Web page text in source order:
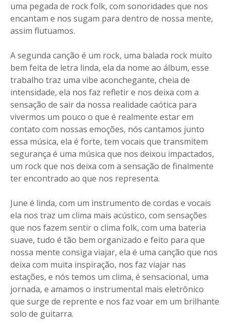
uma pegada de rock folk, com sonoridades que nos
encantam e nos sugam para dentro de nossa mente,
assim flutuamos.
A segunda canção é um rock, uma balada rock muito
bem feita de letra linda, ela da nome ao álbum, esse
trabalho traz uma vibe aconchegante, cheia de
intensidade, ela nos faz refletir e nos deixa com a
sensação de sair da nossa realidade caótica para
vivermos um pouco o que é realmente estar em
contato com nossas emoções, nós cantamos junto
essa música, ela é forte, tem vocais que transmitem
segurança é uma música que nos deixou impactados,
um rock que nos deixa com a sensação de finalmente
ter encontrado ao que nos representa.
June é linda, com um instrumento de cordas e vocais
ela nos traz um clima mais acústico, com sensações
que nos fazem sentir o clima folk, com uma bateria
suave, tudo é tão bem organizado e feito para que
nossa mente consiga viajar, ela é uma canção que nos
deixa com muita inspiração, nos faz viajar nas
estações, e nós temos um clima, é sensacional, uma
jornada, e amamos o instrumental mais eletrônico
que surge de reprente e nos faz voar em um brilhante
solo de guitarra.